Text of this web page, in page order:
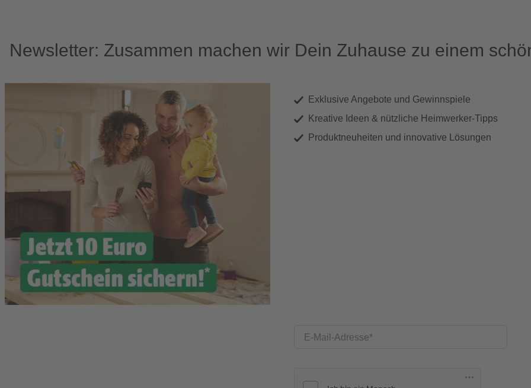
Newsletter: Zusammen machen wir Dein Zuhause zu einem
Exklusive Angebote und Gewinnspiele
Kreative Ideen & nützliche Heimwerker-Tipps
Produktneuheiten und innovative Lösungen
E-Mail-Adresse